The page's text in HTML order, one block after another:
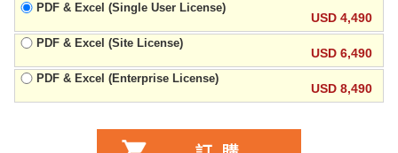
PDF & Excel (Single User License)
USD 4,490
PDF & Excel (Site License)
USD 6,490
PDF & Excel (Enterprise License)
USD 8,490